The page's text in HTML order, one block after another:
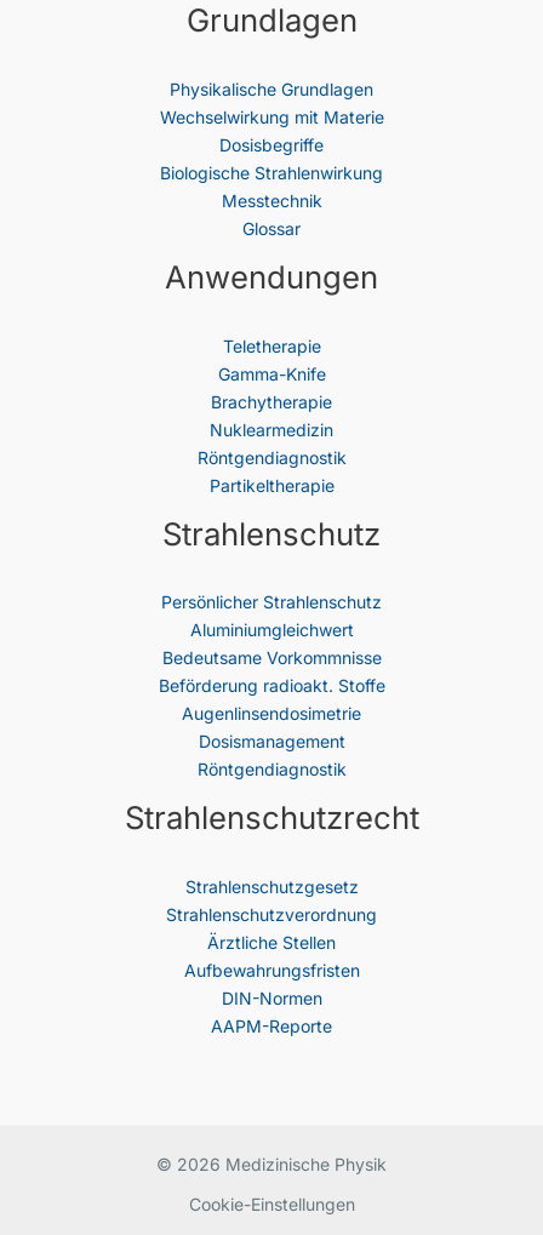
Grundlagen
Physikalische Grundlagen
Wechselwirkung mit Materie
Dosisbegriffe
Biologische Strahlenwirkung
Messtechnik
Glossar
Anwendungen
Teletherapie
Gamma-Knife
Brachytherapie
Nuklearmedizin
Röntgendiagnostik
Partikeltherapie
Strahlenschutz
Persönlicher Strahlenschutz
Aluminiumgleichwert
Bedeutsame Vorkommnisse
Beförderung radioakt. Stoffe
Augenlinsendosimetrie
Dosismanagement
Röntgendiagnostik
Strahlenschutzrecht
Strahlenschutz­gesetz
Strahlenschutzverordnung
Ärztliche Stellen
Aufbewahrungsfristen
DIN-Normen
AAPM-Reporte
© 2026 Medizinische Physik
Cookie-Einstellungen